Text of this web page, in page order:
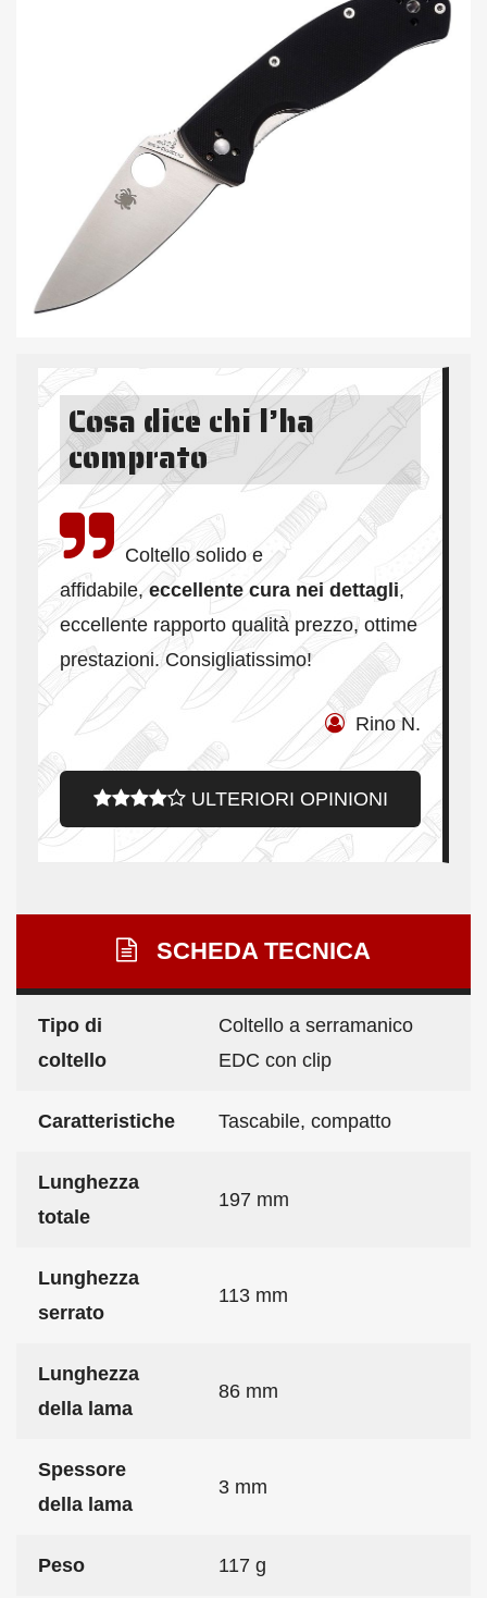
Cosa dice chi l’ha
comprato
Coltello solido e
affidabile,eccellente cura nei dettagli,
eccellente rapporto qualità prezzo, ottime
prestazioni. Consigliatissimo!
Rino N.
ULTERIORI OPINIONI
SCHEDA TECNICA
Tipo di
coltello
Coltello a serramanico
EDC con clip
Caratteristiche Tascabile, compatto
Lunghezza
totale
197 mm
Lunghezza
serrato
113 mm
Lunghezza
della lama
86 mm
Spessore
della lama
3 mm
Peso 117 g